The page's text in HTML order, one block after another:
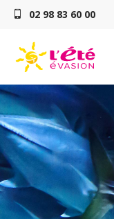
02 98 83 60 00